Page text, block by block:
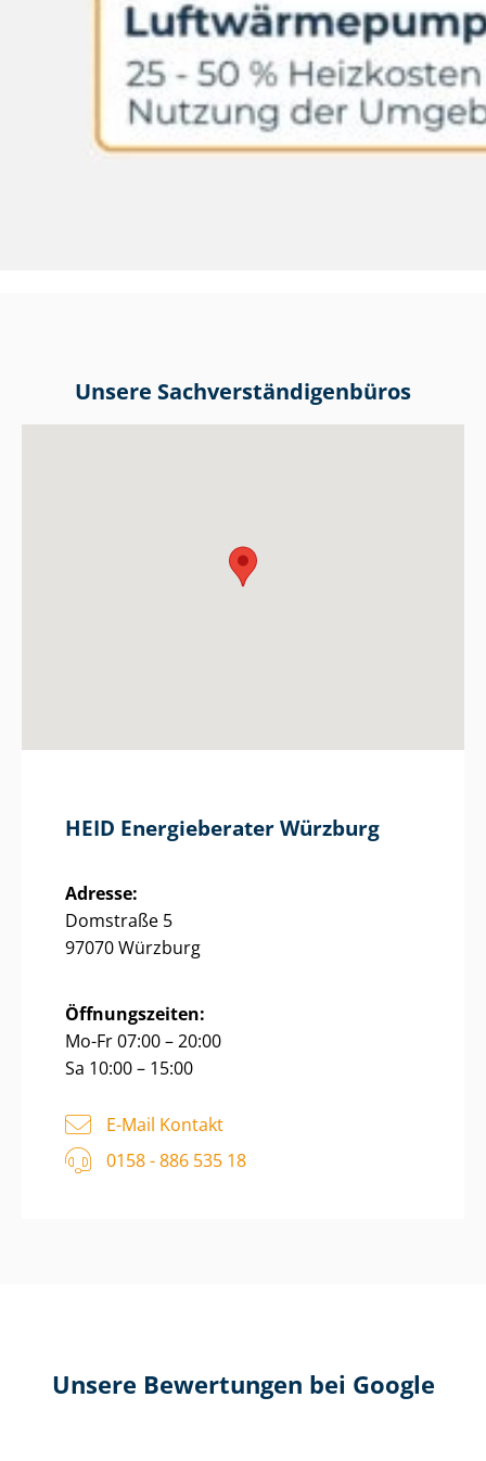
Unsere Sach­ver­stän­di­gen­bü­ros
HEID Energieberater Würzburg
Adresse:
Domstraße 5
97070 Würzburg
Öffnungszeiten:
Mo-Fr 07:00 – 20:00
Sa 10:00 – 15:00
E-Mail Kontakt
0158 - 886 535 18
Unsere Bewertungen bei Google